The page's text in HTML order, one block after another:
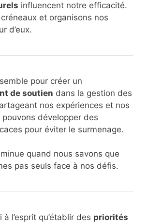
influencent notre efficacité.
et organisons nos
d’eux.
pour créer un
de soutien dans la gestion des
nos expériences et nos
développer des
pour éviter le surmenage.
quand nous savons que
pas seuls face à nos défis.
l’esprit qu’établir des priorités